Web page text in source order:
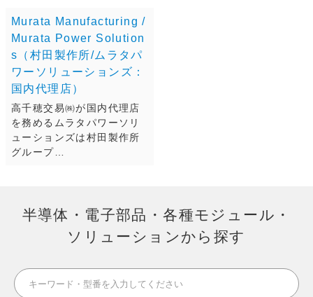
Murata Manufacturing /
Murata Power Solution
s（村田製作所/ムラタパ
ワーソリューションズ：
国内代理店）
高千穂交易㈱が国内代理店
を務めるムラタパワーソリ
ューションズは村田製作所
グループ…
半導体・電子部品・各種モジュール・
ソリューションから探す